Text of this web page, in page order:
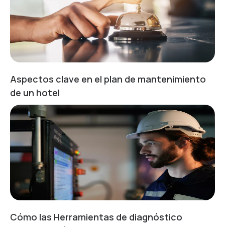
Aspectos clave en el plan de mantenimiento
de un hotel
Cómo las Herramientas de diagnóstico